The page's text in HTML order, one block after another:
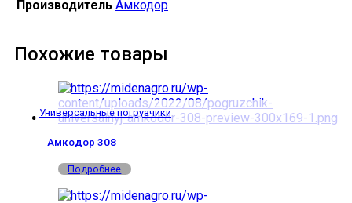
Производитель Амкодор
Похожие товары
Универсальные погрузчики
Амкодор 308
Подробнее